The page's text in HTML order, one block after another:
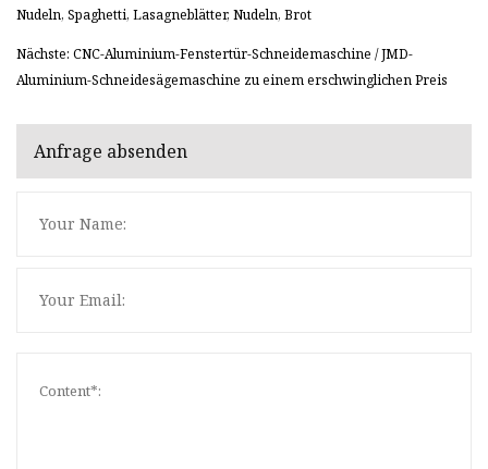
Nudeln, Spaghetti, Lasagneblätter, Nudeln, Brot
Nächste: CNC-Aluminium-Fenstertür-Schneidemaschine / JMD-
Aluminium-Schneidesägemaschine zu einem erschwinglichen Preis
Anfrage absenden